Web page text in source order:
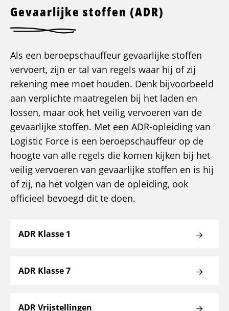
Gevaarlijke stoffen (ADR)
Als een beroepschauffeur gevaarlijke stoffen
vervoert, zijn er tal van regels waar hij of zij
rekening mee moet houden. Denk bijvoorbeeld
aan verplichte maatregelen bij het laden en
lossen, maar ook het veilig vervoeren van de
gevaarlijke stoffen. Met een ADR-opleiding van
Logistic Force is een beroepschauffeur op de
hoogte van alle regels die komen kijken bij het
veilig vervoeren van gevaarlijke stoffen en is hij
of zij, na het volgen van de opleiding, ook
officieel bevoegd dit te doen.
ADR Klasse 1
ADR Klasse 7
ADR Vrijstellingen